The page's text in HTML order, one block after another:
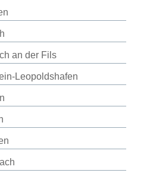
an der Fils
Leopoldshafen